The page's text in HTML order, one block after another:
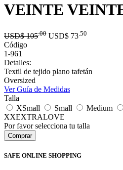
VEINTE
USD$105.00 USD$ 73 .50
Código
1-961
Detalles:
Textil de tejido plano tafetán
Oversized
Ver Guía de Medidas
Talla
XSmall
Small Medium
XXEXTRALOVE
Por favor selecciona tu talla
SAFE ONLINE SHOPPING